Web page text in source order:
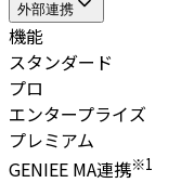
外部連携
機能
スタンダード
プロ
エンタープライズ
プレミアム
GENIEE MA連携※1